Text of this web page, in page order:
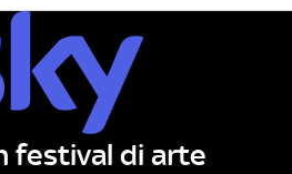
festival di arte